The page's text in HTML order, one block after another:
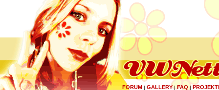
FORUM | GALLERY|FAQ |